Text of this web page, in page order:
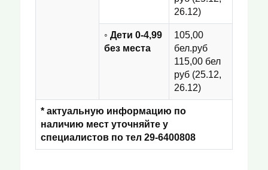
26.12)
◦ Дети 0-4,99
без места
105,00
бел.руб
115,00 бел
руб (25.12,
26.12)
* актуальную информацию по
наличию мест уточняйте у
специалистов по тел 29-6400808